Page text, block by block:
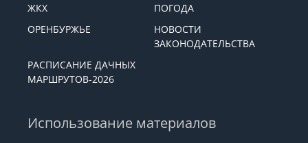
ЖКХ
ПОГОДА
ОРЕНБУРЖЬЕ
НОВОСТИ
ЗАКОНОДАТЕЛЬСТВА
РАСПИСАНИЕ ДАЧНЫХ
МАРШРУТОВ-2026
Использование материалов